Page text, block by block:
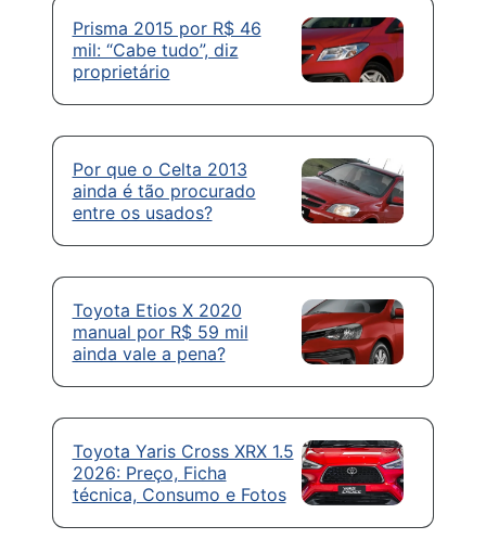
Prisma 2015 por R$ 46
mil: “Cabe tudo”, diz
proprietário
Por que o Celta 2013
ainda é tão procurado
entre os usados?
Toyota Etios X 2020
manual por R$ 59 mil
ainda vale a pena?
Toyota Yaris Cross XRX 1.5
2026: Preço, Ficha
técnica, Consumo e Fotos